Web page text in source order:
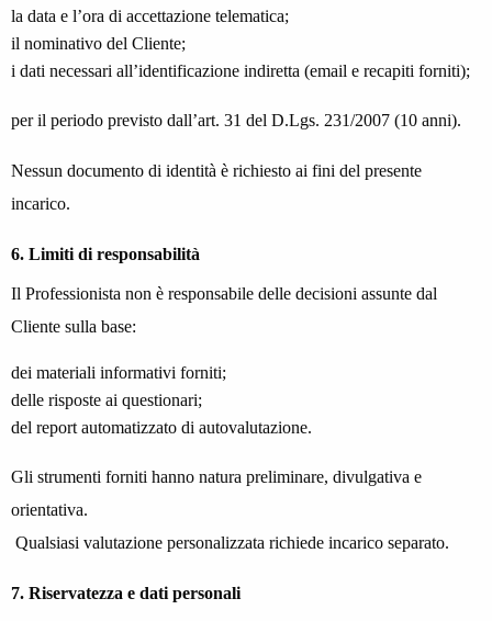
la data e l’ora di accettazione telematica;
il nominativo del Cliente;
i dati necessari all’identificazione indiretta (email e recapiti forniti);
per il periodo previsto dall’art. 31 del D.Lgs. 231/2007 (10 anni).
Nessun documento di identità è richiesto ai fini del presente
incarico.
6. Limiti di responsabilità
Il Professionista non è responsabile delle decisioni assunte dal
Cliente sulla base:
dei materiali informativi forniti;
delle risposte ai questionari;
del report automatizzato di autovalutazione.
Gli strumenti forniti hanno natura preliminare, divulgativa e
orientativa.
Qualsiasi valutazione personalizzata richiede incarico separato.
7. Riservatezza e dati personali